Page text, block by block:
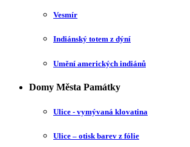
Vesmír
Indiánský totem z dýní
Umění amerických indiánů
Domy Města Památky
Ulice - vymývaná klovatina
Ulice – otisk barev z fólie